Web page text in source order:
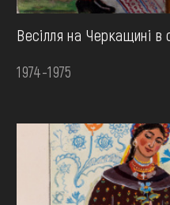
Весілля на Черкащині в
1974-1975